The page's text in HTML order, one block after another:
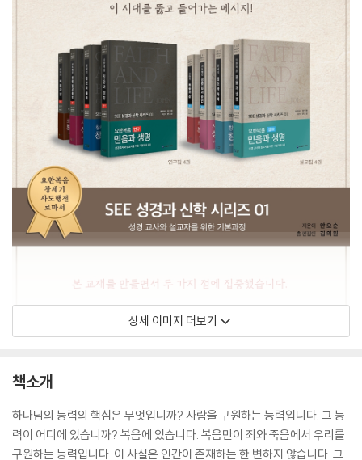
상세 이미지 더보기
책소개
하나님의 능력의 핵심은 무엇입니까? 사람을 구원하는 능력입니다. 그 능
력이 어디에 있습니까? 복음에 있습니다. 복음만이 죄와 죽음에서 우리를
구원하는 능력입니다. 이 사실은 인간이 존재하는 한 변하지 않습니다. 그